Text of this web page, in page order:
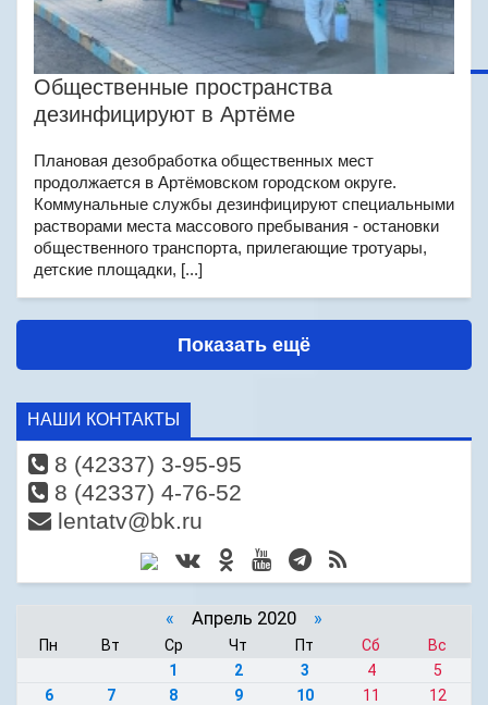
Общественные пространства
дезинфицируют в Артёме
Плановая дезобработка общественных мест
продолжается в Артёмовском городском округе.
Коммунальные службы дезинфицируют специальными
растворами места массового пребывания - остановки
общественного транспорта, прилегающие тротуары,
детские площадки, [...]
Показать ещё
НАШИ КОНТАКТЫ
8 (42337) 3-95-95
8 (42337) 4-76-52
lentatv@bk.ru
« Апрель 2020 »
Пн Вт Ср Чт Пт Сб
Вс
1
2 3 4
5
6
7 8 9 10 11
12